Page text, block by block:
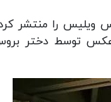
ویلیس را منتشر کرده
عکس توسط دختر بروس